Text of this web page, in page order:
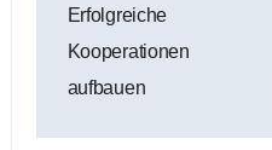
Erfolgreiche
Kooperationen
aufbauen